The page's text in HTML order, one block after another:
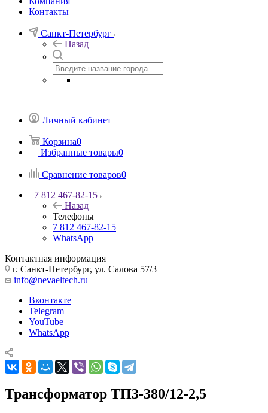
Контакты
Санкт-Петербург
Назад
Личный кабинет
Корзина0
Избранные товары0
Сравнение товаров0
7 812 467-82-15
Назад
Телефоны
7 812 467-82-15
WhatsApp
Контактная информация
г. Санкт-Петербург, ул. Салова 57/3
info@nevaeltech.ru
Вконтакте
Telegram
YouTube
WhatsApp
Трансформатор ТП3-380/12-2,5